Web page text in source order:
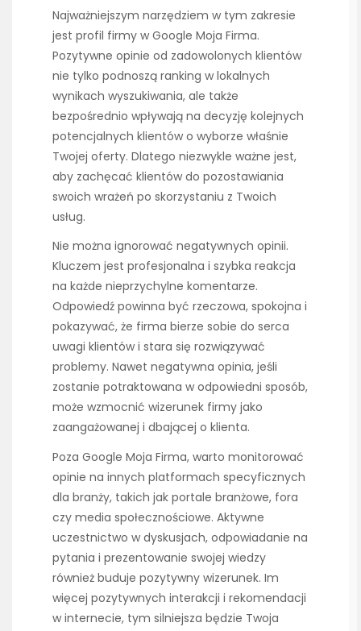
Najważniejszym narzędziem w tym zakresie
jest profil firmy w Google Moja Firma.
Pozytywne opinie od zadowolonych klientów
nie tylko podnoszą ranking w lokalnych
wynikach wyszukiwania, ale także
bezpośrednio wpływają na decyzję kolejnych
potencjalnych klientów o wyborze właśnie
Twojej oferty. Dlatego niezwykle ważne jest,
aby zachęcać klientów do pozostawiania
swoich wrażeń po skorzystaniu z Twoich
usług.
Nie można ignorować negatywnych opinii.
Kluczem jest profesjonalna i szybka reakcja
na każde nieprzychylne komentarze.
Odpowiedź powinna być rzeczowa, spokojna i
pokazywać, że firma bierze sobie do serca
uwagi klientów i stara się rozwiązywać
problemy. Nawet negatywna opinia, jeśli
zostanie potraktowana w odpowiedni sposób,
może wzmocnić wizerunek firmy jako
zaangażowanej i dbającej o klienta.
Poza Google Moja Firma, warto monitorować
opinie na innych platformach specyficznych
dla branży, takich jak portale branżowe, fora
czy media społecznościowe. Aktywne
uczestnictwo w dyskusjach, odpowiadanie na
pytania i prezentowanie swojej wiedzy
również buduje pozytywny wizerunek. Im
więcej pozytywnych interakcji i rekomendacji
w internecie, tym silniejsza będzie Twoja